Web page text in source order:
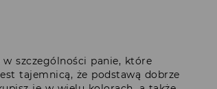
w szczególności panie, które
tajemnicą, że podstawą dobrze